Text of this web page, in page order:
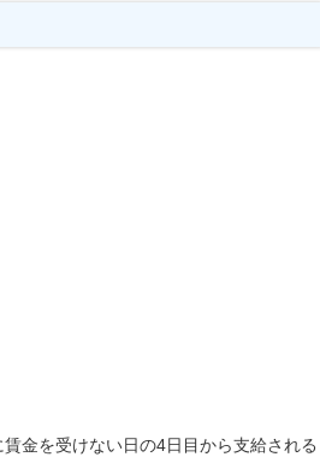
金を受けない日の4日目から支給される